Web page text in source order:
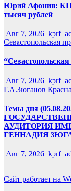
Юрий Афонин:
тысяч рублей
Авг 7, 2026
Севастопольская
Авг 7, 2026
Г.А.Зюганов
Темы дня
АУДИТОРИЯ
ГЕННАДИЯ
Авг 7, 2026
Сайт работает на